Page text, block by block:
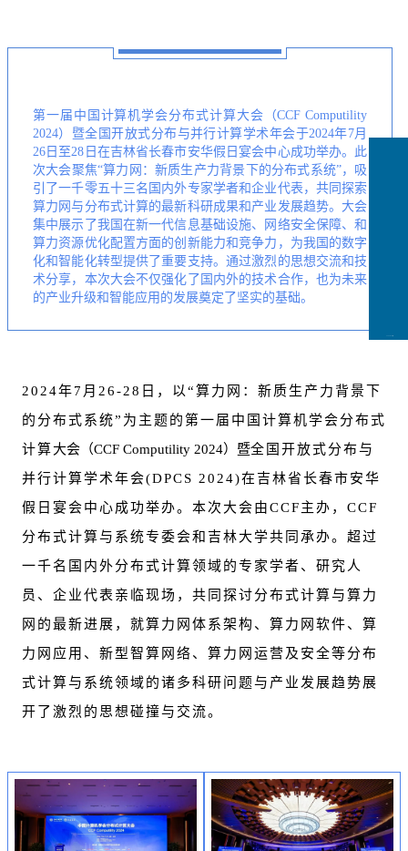
第一届中国计算机学会分布式计算大会（CCF Computility
2024）暨全国开放式分布与并行计算学术年会于2024年7月
26日至28日在吉林省长春市安华假日宴会中心成功举办。此
次大会聚焦“算力网：新质生产力背景下的分布式系统”，吸
引了一千零五十三名国内外专家学者和企业代表，共同探索
算力网与分布式计算的最新科研成果和产业发展趋势。大会
集中展示了我国在新一代信息基础设施、网络安全保障、和
算力资源优化配置方面的创新能力和竞争力，为我国的数字
化和智能化转型提供了重要支持。通过激烈的思想交流和技
术分享，本次大会不仅强化了国内外的技术合作，也为未来
的产业升级和智能应用的发展奠定了坚实的基础。
2024年7月26-28日，以“算力网：新质生产力背景下
的分布式系统”为主题的第一届中国计算机学会分布式
计算大会（CCF Computility 2024）暨全国开放式分布与
并行计算学术年会(DPCS 2024)在吉林省长春市安华
假日宴会中心成功举办。本次大会由CCF主办，CCF
分布式计算与系统专委会和吉林大学共同承办。超过
一千名国内外分布式计算领域的专家学者、研究人
员、企业代表亲临现场，共同探讨分布式计算与算力
网的最新进展，就算力网体系架构、算力网软件、算
力网应用、新型智算网络、算力网运营及安全等分布
式计算与系统领域的诸多科研问题与产业发展趋势展
开了激烈的思想碰撞与交流。